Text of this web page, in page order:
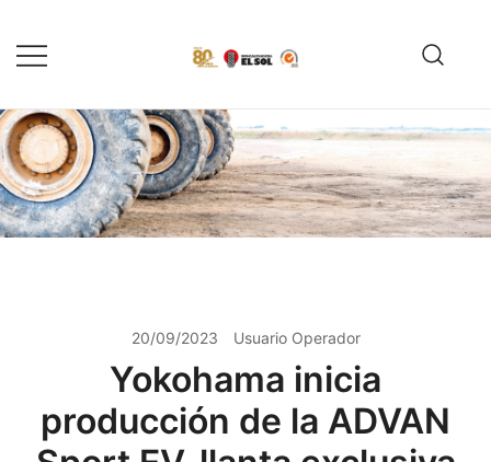
contenido
Reencauche de llantas con
Calidad ISO 9001
reencauche de llantas con garantía
ISO 9001
20/09/2023 Usuario Operador
Yokohama inicia
producción de la ADVAN